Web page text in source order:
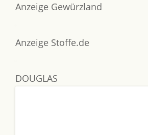
Anzeige Gewürzland
Anzeige Stoffe.de
DOUGLAS